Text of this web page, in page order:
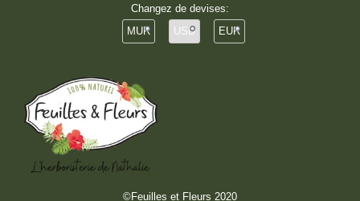
Changez de devises:
MUR
USD EUR
©Feuilles et Fleurs 2020